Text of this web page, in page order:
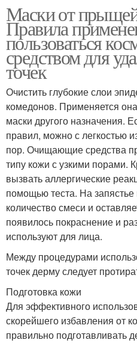
Маски от
Правила
пользоваться
средством для
точек
Очистить глубокие слои
комедонов. Применяется
маски другого назначения.
правил, можно с легкостью
пор. Очищающие средства
типу кожи с узкими порами.
вызвать аллергические
помощью теста. На
количество смеси и
появилось покраснение и
используют для лица.
Между процедурами
точек дерму следует
Подготовка кожи
Для эффективного
скорейшего избавления от
правильно подготавливать